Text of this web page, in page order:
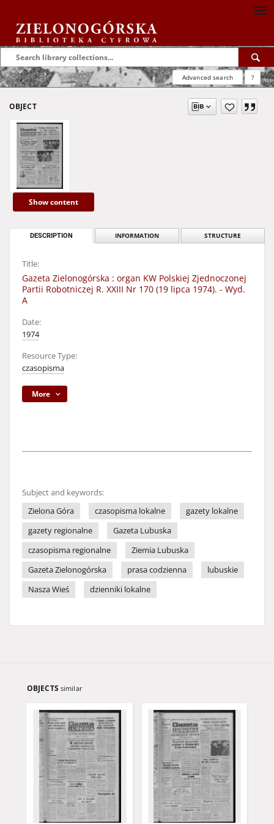
Advanced search ?
OBJECT
Show content
DESCRIPTION INFORMATION STRUCTURE
Title:
Gazeta Zielonogórska : organ KW Polskiej Zjednoczonej
Partii Robotniczej R. XXIII Nr 170 (19 lipca 1974). - Wyd.
A
Date:
1974
Resource Type:
czasopisma
More
Subject and keywords:
Zielona Góra
czasopisma lokalne
gazety lokalne
gazety regionalne
Gazeta Lubuska
czasopisma regionalne
Ziemia Lubuska
Gazeta Zielonogórska
prasa codzienna
lubuskie
Nasza Wieś
dzienniki lokalne
OBJECTS similar